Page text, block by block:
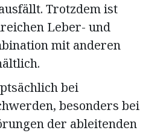
Trotzdem ist
Leber- und
mit anderen
bei
besonders bei
der ableitenden